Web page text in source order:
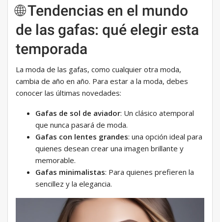
🌐 Tendencias en el mundo
de las gafas: qué elegir esta
temporada
La moda de las gafas, como cualquier otra moda,
cambia de año en año. Para estar a la moda, debes
conocer las últimas novedades:
Gafas de sol de aviador: Un clásico atemporal
que nunca pasará de moda.
Gafas con lentes grandes: una opción ideal para
quienes desean crear una imagen brillante y
memorable.
Gafas minimalistas: Para quienes prefieren la
sencillez y la elegancia.